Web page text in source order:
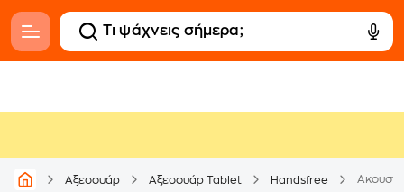
Αξεσουάρ Αξεσουάρ Tablet Handsfree